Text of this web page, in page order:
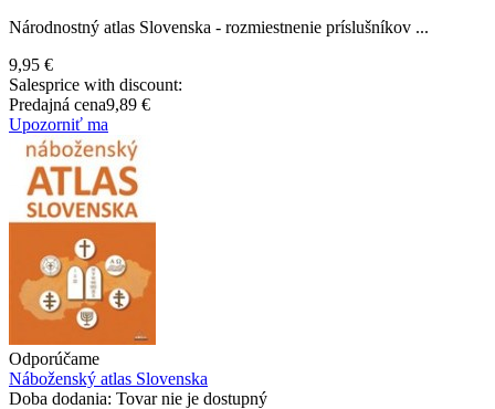
Národnostný atlas Slovenska - rozmiestnenie príslušníkov ...
9,95 €
Salesprice with discount:
Predajná cena9,89 €
Upozorniť ma
Odporúčame
Náboženský atlas Slovenska
Doba dodania: Tovar nie je dostupný